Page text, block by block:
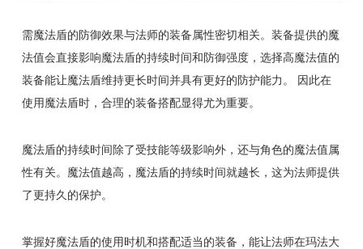
需魔法盾的防御效果与法师的装备属性密切相关。装备提供的魔
法值会直接影响魔法盾的持续时间和防御强度，选择高魔法值的
装备能让魔法盾维持更长时间并具有更好的防护能力。 因此在
使用魔法盾时，合理的装备搭配显得尤为重要。
魔法盾的持续时间除了受技能等级影响外，还与角色的魔法值属
性有关。魔法值越高，魔法盾的持续时间就越长，这为法师提供
了更持久的保护。
掌握好魔法盾的使用时机和搭配适当的装备，能让法师在玛法大